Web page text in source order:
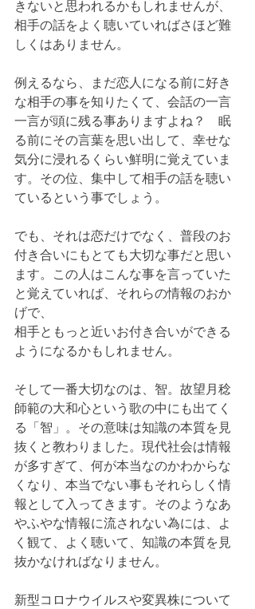
きないと思われるかもしれませんが、
相手の話をよく聴いていればさほど難
しくはありません。
例えるなら、まだ恋人になる前に好き
な相手の事を知りたくて、会話の一言
一言が頭に残る事ありますよね？　眠
る前にその言葉を思い出して、幸せな
気分に浸れるくらい鮮明に覚えていま
す。その位、集中して相手の話を聴い
ているという事でしょう。
でも、それは恋だけでなく、普段のお
付き合いにもとても大切な事だと思い
ます。この人はこんな事を言っていた
と覚えていれば、それらの情報のおか
げで、
相手ともっと近いお付き合いができる
ようになるかもしれません。
そして一番大切なのは、智。故望月稔
師範の大和心という歌の中にも出てく
る「智」。その意味は知識の本質を見
抜くと教わりました。現代社会は情報
が多すぎて、何が本当なのかわからな
くなり、本当でない事もそれらしく情
報として入ってきます。そのようなあ
やふやな情報に流されない為には、よ
く観て、よく聴いて、知識の本質を見
抜かなければなりません。
新型コロナウイルスや変異株について